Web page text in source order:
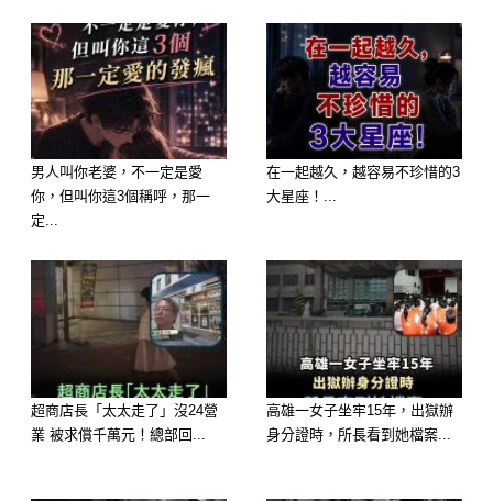
靜地盤踞在泥濘之中。
走近一看，他整個人愣住。
那竟然是數條體型驚人的 鱷魚龜！
有的龜殼巨大到像石頭，有的嘴巴微
古生物。
更可怕的是——
牠們幾乎與泥巴融為一體，平常根本看
不出來。
男人叫你老婆，不一定是愛
你，但叫你這3個稱呼，那一
定...
在一起越久，越容易不珍惜的3
大星座！...
超商店長「太太走了」沒24營
業 被求償千萬元！總部回...
高雄一女子坐牢15年，出獄辦
身分證時，所長看到她檔案...